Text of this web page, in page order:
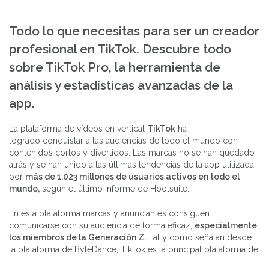
Todo lo que necesitas para ser un creador
profesional en TikTok. Descubre todo
sobre TikTok Pro, la herramienta de
análisis y estadísticas avanzadas de la
app.
La plataforma de vídeos en vertical TikTok ha
logrado conquistar a las audiencias de todo el mundo con
contenidos cortos y divertidos. Las marcas no se han quedado
atrás y se han unido a las últimas tendencias de la app utilizada
por más de 1.023 millones de usuarios activos en todo el
mundo, según el último informe de Hootsuite.
En esta plataforma marcas y anunciantes consiguen
comunicarse con su audiencia de forma eficaz, especialmente
los miembros de la Generación Z. Tal y como señalan desde
la plataforma de ByteDance, TikTok es la principal plataforma de